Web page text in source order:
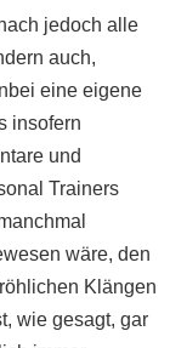
jedoch alle
auch,
eine eigene
insofern
und
Trainers
wäre, den
Klängen
wie gesagt, gar